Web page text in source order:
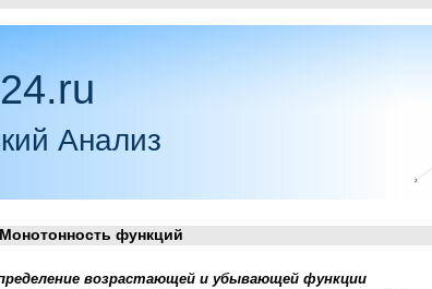
Анализ
функций
возрастающей и убывающей функции